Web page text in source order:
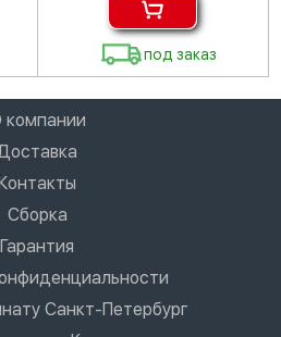
под заказ
компании
Сборка
Гарантия
Санкт-Петербург